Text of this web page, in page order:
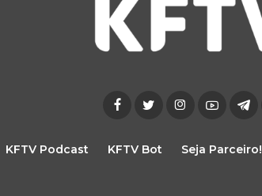
KFTV Podcast KFTV Bot Seja Parceiro!